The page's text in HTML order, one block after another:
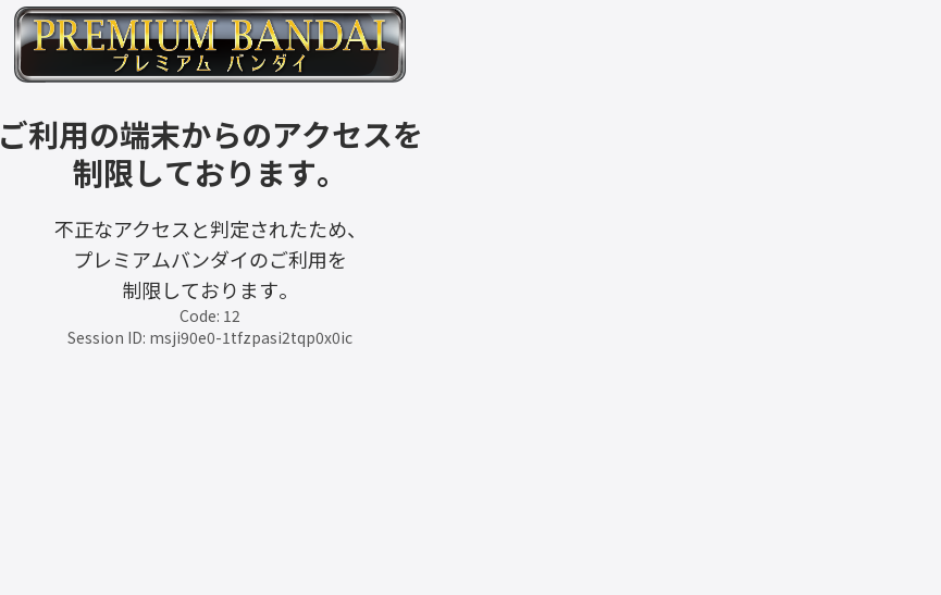
ご利用の端末からのアクセスを
制限しております。
不正なアクセスと判定されたため、
プレミアムバンダイのご利用を
制限しております。
Code: 12
Session ID: msji90e0-1tfzpasi2tqp0x0ic